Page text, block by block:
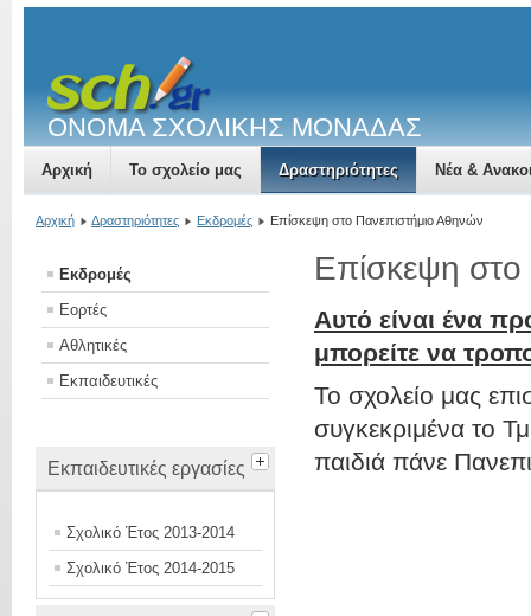
ΟΝΟΜΑ ΣΧΟΛΙΚΗΣ ΜΟΝΑΔΑΣ
Αρχική Το σχολείο μας Δραστηριότητες Νέα &
Αρχική Δραστηριότητες Εκδρομές Επίσκεψη στο Πανεπιστήμιο Αθηνών
Εκδρομές
Εορτές
Αθλητικές
Εκπαιδευτικές
Εκπαιδευτικές εργασίες
Σχολικό Έτος 2013-2014
Σχολικό Έτος 2014-2015
Επίσκεψη
Αυτό είναι ένα
μπορείτε να
Το σχολείο μας
συγκεκριμένα το
παιδιά πάνε